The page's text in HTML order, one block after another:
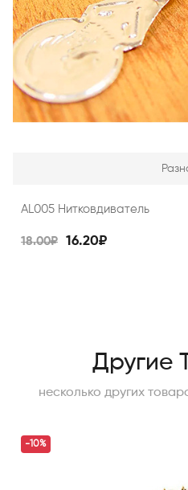
AL005 Нитковдиватель
18.00₽ 16.20₽
Другие
несколько других
-10%